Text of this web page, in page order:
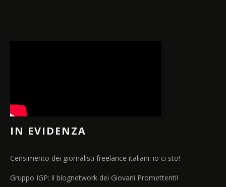
IN EVIDENZA
Censimento dei giornalisti freelance italiani: io ci sto!
Gruppo IGP: il blognetwork dei Giovani Promettenti!